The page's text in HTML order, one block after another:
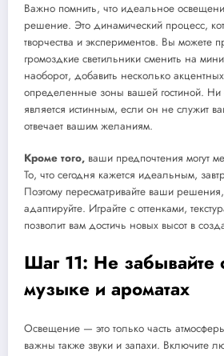
Важно помнить, что идеальное
решение. Это динамический процесс,
творчества и экспериментов. Вы можете
громоздкие светильники сменить на
наоборот, добавить несколько
определенные зоны вашей гостиной. Ни
является истинным, если он не служит
отвечает вашим желаниям.
Кроме того, ваши предпочтения могут
То, что сегодня кажется идеальным,
Поэтому пересматривайте ваши
адаптируйте. Играйте с оттенками,
позволит вам достичь новых высот в
Шаг 11: Не забывайте
музыке и ароматах
Освещение — это только часть
важны также звуки и запахи. Включите